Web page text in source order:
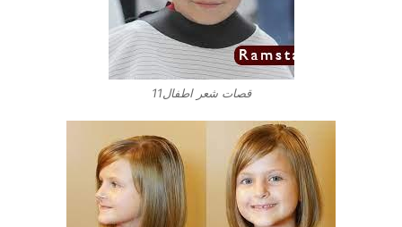
قصات شعر اطفال11